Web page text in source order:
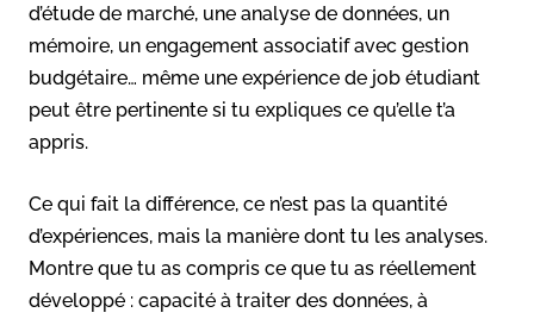
d’étude de marché, une analyse de données, un
mémoire, un engagement associatif avec gestion
budgétaire… même une expérience de job étudiant
peut être pertinente si tu expliques ce qu’elle t’a
appris.
Ce qui fait la différence, ce n’est pas la quantité
d’expériences, mais la manière dont tu les analyses.
Montre que tu as compris ce que tu as réellement
développé : capacité à traiter des données, à